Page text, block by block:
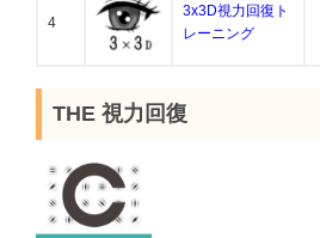
4
3x3D視力回復ト
レーニング
THE 視力回復